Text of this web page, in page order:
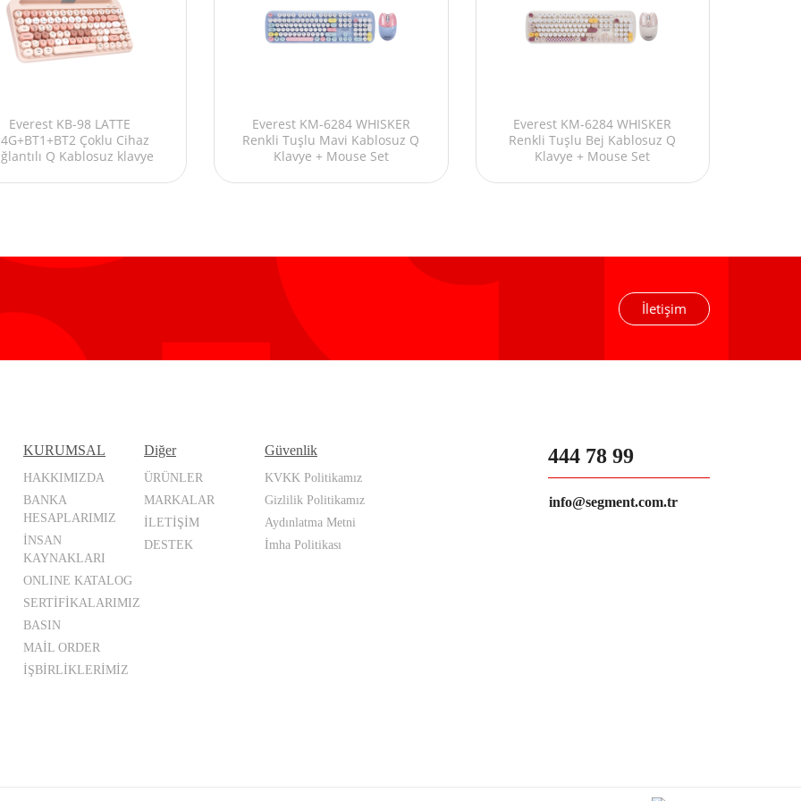
Everest KB-98 LATTE
Çoklu Cihaz
Q Kablosuz klavye
Everest KM-6284 WHISKER
Renkli Tuşlu Mavi Kablosuz Q
Klavye + Mouse Set
Everest KM-6284 WHISKER
Renkli Tuşlu Bej Kablosuz Q
Klavye + Mouse Set
İletişim
KURUMSAL
HAKKIMIZDA
BANKA
HESAPLARIMIZ
İNSAN
KAYNAKLARI
ONLINE KATALOG
SERTİFİKALARIMIZ
BASIN
MAİL ORDER
İŞBİRLİKLERİMİZ
Diğer
ÜRÜNLER
MARKALAR
İLETİŞİM
DESTEK
Güvenlik
KVKK Politikamız
Gizlilik Politikamız
Aydınlatma Metni
İmha Politikası
444 78 99
info@segment.com.tr